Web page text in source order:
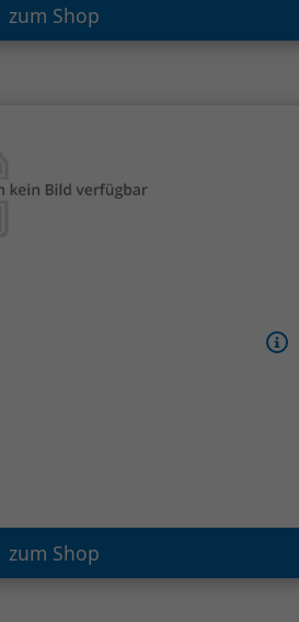
zum Shop
zum Shop